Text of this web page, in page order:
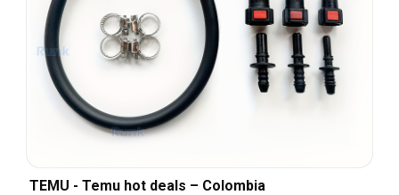
TEMU - Temu hot deals – Colombia